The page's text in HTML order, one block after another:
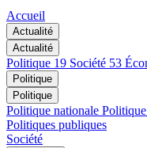
Accueil
Actualité
Actualité
Politique 19 Société 53
Politique
Politique
Politique nationale
Politiques publiques
Société